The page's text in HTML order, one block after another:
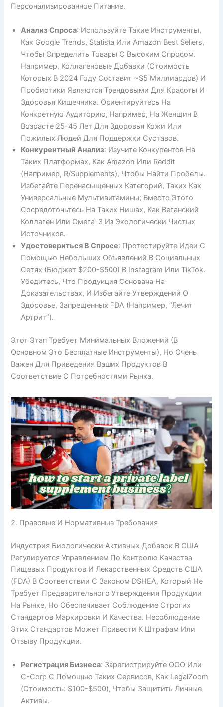
Персонализированное Питание.
Анализ Спроса: Используйте Такие Инструменты,
Как Google Trends, Statista Или Amazon Best Sellers,
Чтобы Определить Товары С Высоким Спросом.
Например, Коллагеновые Добавки (стоимость
Которых В 2024 Году Составит ~$5 Миллиардов) И
Пробиотики Являются Трендовыми Для Красоты И
Здоровья Кишечника. Ориентируйтесь На
Конкретную Аудиторию, Например, На Женщин В
Возрасте 25-45 Лет Для Здоровья Кожи Или
Пожилых Людей Для Поддержки Суставов.
Конкурентный Анализ: Изучите Конкурентов На
Таких Платформах, Как Amazon Или Reddit
(например, R/Supplements), Чтобы Найти Пробелы.
Избегайте Перенасыщенных Категорий, Таких Как
Универсальные Мультивитамины; Вместо Этого
Сосредоточьтесь На Таких Нишах, Как Веганский
Коллаген Или Омега-3 Из Экологически Чистых
Источников.
Удостовериться В Спросе: Протестируйте Идеи С
Помощью Небольших Объявлений В Социальных
Сетях (бюджет $200-$500) В Instagram Или TikTok.
Убедитесь, Что Продукция Основана На
Доказательствах, И Избегайте Утверждений О
Здоровье, Запрещенных FDA (например, “лечит
Артрит”).
Этот Этап Требует Минимальных Вложений (в
Основном Это Бесплатные Инструменты), Но Очень
Важен Для Приведения Ваших Продуктов В
Соответствие С Потребностями Рынка.
2. Правовые И Нормативные Требования
Индустрия Биологически Активных Добавок В США
Регулируется Управлением По Контролю Качества
Пищевых Продуктов И Лекарственных Средств США
(FDA) В Соответствии С Законом DSHEA, Который Не
Требует Предварительного Утверждения Продукции
На Рынке, Но Обеспечивает Соблюдение Строгих
Стандартов Маркировки И Качества. Несоблюдение
Этих Стандартов Может Привести К Штрафам Или
Отзыву Продукции.
Регистрация Бизнеса: Зарегистрируйте ООО Или
C-Corp С Помощью Таких Сервисов, Как LegalZoom
(стоимость: $100-$500), Чтобы Защитить Личные
Активы.